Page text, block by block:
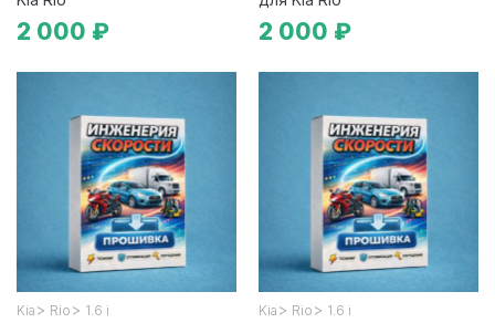
2 000 ₽ 2 000 ₽
Kia > Rio > 1.6 i Kia > Rio > 1.6 i